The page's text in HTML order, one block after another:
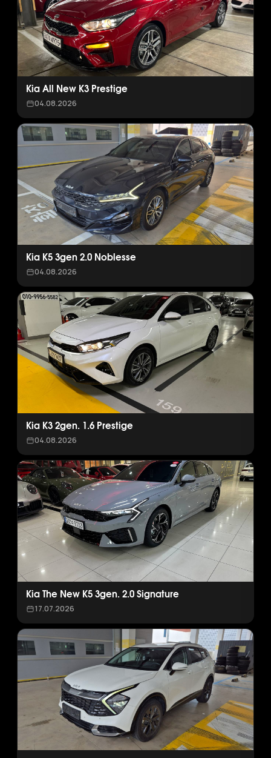
Kia All New K3 Prestige
04.08.2026
Kia K5 3gen 2.0 Noblesse
04.08.2026
Kia K3 2gen. 1.6 Prestige
04.08.2026
Kia The New K5 3gen. 2.0 Signature
17.07.2026